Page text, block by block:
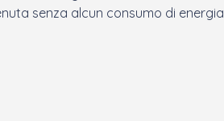
senza alcun consumo di energia